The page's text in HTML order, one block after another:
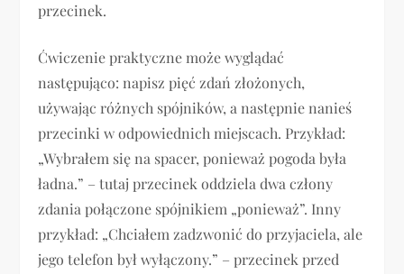
przecinek.
Ćwiczenie praktyczne może wyglądać
następująco: napisz pięć zdań złożonych,
używając różnych spójników, a następnie nanieś
przecinki w odpowiednich miejscach. Przykład:
„Wybrałem się na spacer, ponieważ pogoda była
ładna.” – tutaj przecinek oddziela dwa człony
zdania połączone spójnikiem „ponieważ”. Inny
przykład: „Chciałem zadzwonić do przyjaciela, ale
jego telefon był wyłączony.” – przecinek przed